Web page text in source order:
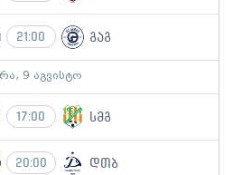
21:00 გაგ
9 აგვისტო
17:00 სმგ
20:00 დთბ